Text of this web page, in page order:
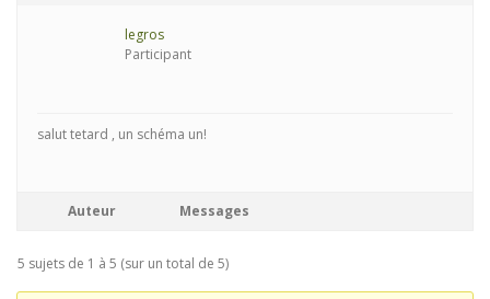
legros
Participant
salut tetard , un schéma un!
Auteur Messages
5 sujets de 1 à 5 (sur un total de 5)